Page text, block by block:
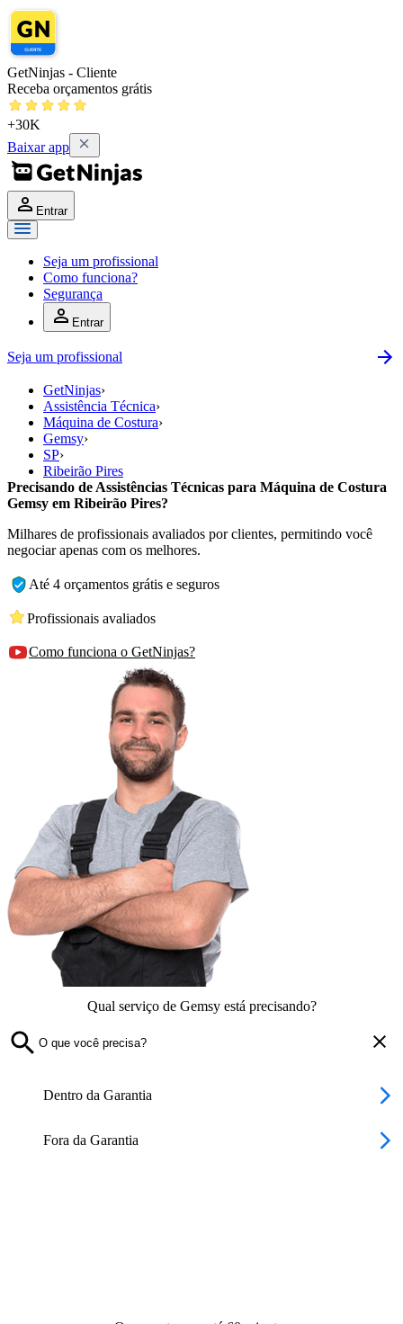
GetNinjas - Cliente
Receba orçamentos grátis
+30K
Baixar app
Entrar
Seja um profissional
Como funciona?
Segurança
Entrar
Seja um profissional
GetNinjas›
Assistência Técnica›
Máquina de Costura›
Gemsy›
SP›
Ribeirão Pires
Precisando de Assistências Técnicas para Máquina de Costura
Gemsy em Ribeirão Pires?
Milhares de profissionais avaliados por clientes, permitindo você
negociar apenas com os melhores.
Até 4 orçamentos grátis e seguros
Profissionais avaliados
Como funciona o GetNinjas?
Qual serviço de Gemsy está precisando?
Dentro da Garantia
Fora da Garantia